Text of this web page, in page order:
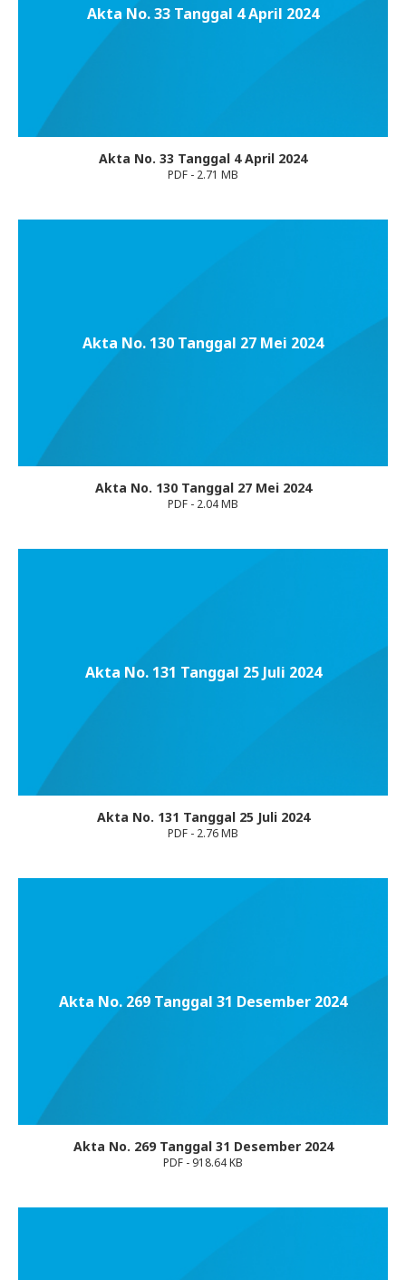
Akta No. 33 Tanggal 4 April 2024
Akta No. 33 Tanggal 4 April 2024
PDF - 2.71 MB
Akta No. 130 Tanggal 27 Mei 2024
Akta No. 130 Tanggal 27 Mei 2024
PDF - 2.04 MB
Akta No. 131 Tanggal 25 Juli 2024
Akta No. 131 Tanggal 25 Juli 2024
PDF - 2.76 MB
Akta No. 269 Tanggal 31 Desember 2024
Akta No. 269 Tanggal 31 Desember 2024
PDF - 918.64 KB